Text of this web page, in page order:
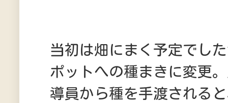
当初は畑にまく予定でし
ポットへの種まきに変更
導員から種を手渡される